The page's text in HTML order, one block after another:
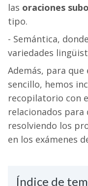
las oraciones
tipo.
- Semántica,
variedades
Además, para
sencillo, hemos
recopilatorio con
relacionados
resolviendo los
en los exámenes
Índice de